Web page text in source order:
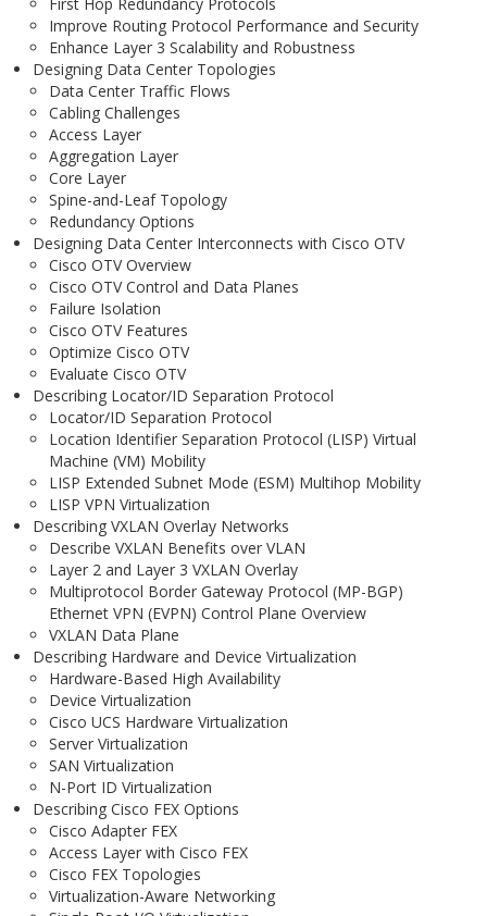
Improve Routing Protocol Performance and Security
Enhance Layer 3 Scalability and Robustness
Designing Data Center Topologies
Data Center Traffic Flows
Cabling Challenges
Access Layer
Aggregation Layer
Core Layer
Spine-and-Leaf Topology
Redundancy Options
Designing Data Center Interconnects with Cisco OTV
Cisco OTV Overview
Cisco OTV Control and Data Planes
Failure Isolation
Cisco OTV Features
Optimize Cisco OTV
Evaluate Cisco OTV
Describing Locator/ID Separation Protocol
Locator/ID Separation Protocol
Location Identifier Separation Protocol (LISP) Virtual
Machine (VM) Mobility
LISP Extended Subnet Mode (ESM) Multihop Mobility
LISP VPN Virtualization
Describing VXLAN Overlay Networks
Describe VXLAN Benefits over VLAN
Layer 2 and Layer 3 VXLAN Overlay
Multiprotocol Border Gateway Protocol (MP-BGP)
Ethernet VPN (EVPN) Control Plane Overview
VXLAN Data Plane
Describing Hardware and Device Virtualization
Hardware-Based High Availability
Device Virtualization
Cisco UCS Hardware Virtualization
Server Virtualization
SAN Virtualization
N-Port ID Virtualization
Describing Cisco FEX Options
Cisco Adapter FEX
Access Layer with Cisco FEX
Cisco FEX Topologies
Virtualization-Aware Networking